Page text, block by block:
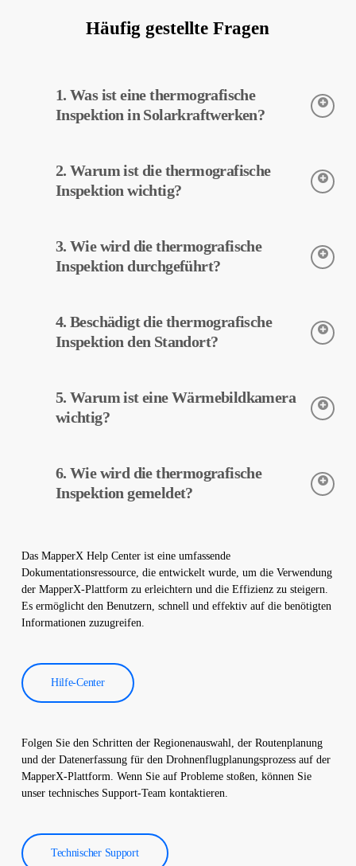
Häufig gestellte Fragen
1. Was ist eine thermografische
Inspektion in Solarkraftwerken?
der Temperaturen von Geräten in Solarkraftwerken. Diese
Inspektion ermöglicht eine frühzeitige Erkennung potenzieller
2. Warum ist die thermografische
Inspektion wichtig?
Geräte in Solarkraftwerken bei. Eine frühzeitige
Fehlererkennung und vorbeugende Wartung können die
3. Wie wird die thermografische
Inspektion durchgeführt?
durchgeführt. Die Kameras erfassen die Temperaturen der
Geräte, und diese Daten werden von MapperX verarbeitet und
4. Beschädigt die thermografische
Inspektion den Standort?
und wird ohne physische Veränderungen an Ihrem Werk
durchgeführt. Es beschädigt Ihren Standort nicht und hilft, den
5. Warum ist eine Wärmebildkamera
wichtig?
von Geräten in Solarkraftwerken genau zu erfassen. Diese
Kameras helfen bei der frühzeitigen Fehlererkennung und
6. Wie wird die thermografische
Inspektion gemeldet?
erstellt. Diese Berichte werden verwendet, um die Effizienz von
senken.
Das MapperX Help Center ist eine umfassende
Dokumentationsressource, die entwickelt wurde, um die Verwendung
der MapperX-Plattform zu erleichtern und die Effizienz zu steigern.
Es ermöglicht den Benutzern, schnell und effektiv auf die benötigten
Informationen zuzugreifen.
Hilfe-Center
Folgen Sie den Schritten der Regionenauswahl, der Routenplanung
und der Datenerfassung für den Drohnenflugplanungsprozess auf der
MapperX-Plattform. Wenn Sie auf Probleme stoßen, können Sie
unser technisches Support-Team kontaktieren.
Technischer Support